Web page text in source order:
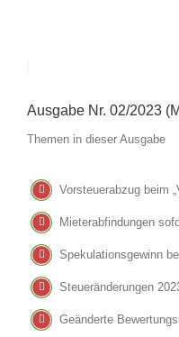
Ausgabe Nr. 02/2023
Themen in dieser Ausgabe
Vorsteuerabzug beim
Mieterabfindungen
Spekulationsgewinn
Steueränderungen
Geänderte